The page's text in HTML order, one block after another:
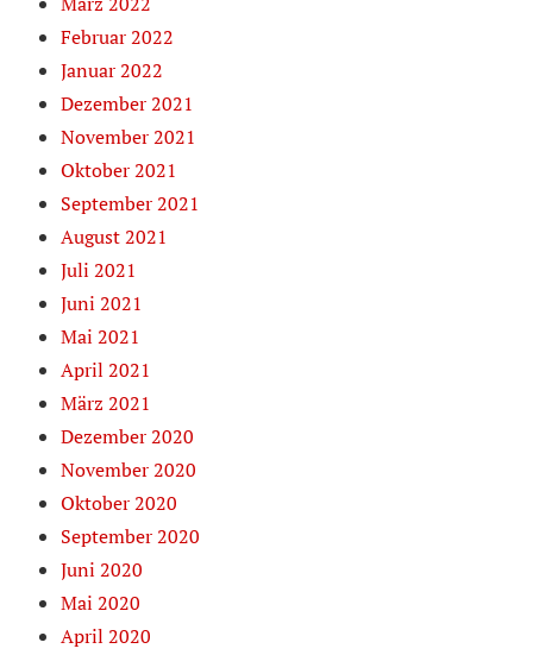
Februar 2022
Januar 2022
Dezember 2021
November 2021
Oktober 2021
September 2021
August 2021
Juli 2021
Juni 2021
Mai 2021
April 2021
März 2021
Dezember 2020
November 2020
Oktober 2020
September 2020
Juni 2020
Mai 2020
April 2020